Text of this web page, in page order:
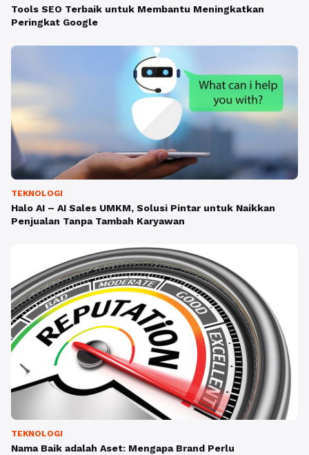
Tools SEO Terbaik untuk Membantu Meningkatkan
Peringkat Google
TEKNOLOGI
Halo AI – AI Sales UMKM, Solusi Pintar untuk Naikkan
Penjualan Tanpa Tambah Karyawan
TEKNOLOGI
Nama Baik adalah Aset: Mengapa Brand Perlu